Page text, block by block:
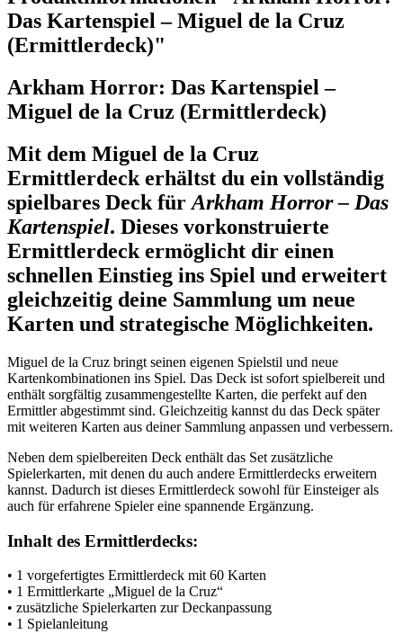
Das Kartenspiel – Miguel de la Cruz
(Ermittlerdeck)"
Arkham Horror: Das Kartenspiel –
Miguel de la Cruz (Ermittlerdeck)
Mit dem Miguel de la Cruz
Ermittlerdeck erhältst du ein vollständig
spielbares Deck für Arkham Horror – Das
Kartenspiel. Dieses vorkonstruierte
Ermittlerdeck ermöglicht dir einen
schnellen Einstieg ins Spiel und erweitert
gleichzeitig deine Sammlung um neue
Karten und strategische Möglichkeiten.
Miguel de la Cruz bringt seinen eigenen Spielstil und neue
Kartenkombinationen ins Spiel. Das Deck ist sofort spielbereit und
enthält sorgfältig zusammengestellte Karten, die perfekt auf den
Ermittler abgestimmt sind. Gleichzeitig kannst du das Deck später
mit weiteren Karten aus deiner Sammlung anpassen und verbessern.
Neben dem spielbereiten Deck enthält das Set zusätzliche
Spielerkarten, mit denen du auch andere Ermittlerdecks erweitern
kannst. Dadurch ist dieses Ermittlerdeck sowohl für Einsteiger als
auch für erfahrene Spieler eine spannende Ergänzung.
Inhalt des Ermittlerdecks:
• 1 vorgefertigtes Ermittlerdeck mit 60 Karten
• 1 Ermittlerkarte „Miguel de la Cruz“
• zusätzliche Spielerkarten zur Deckanpassung
• 1 Spielanleitung